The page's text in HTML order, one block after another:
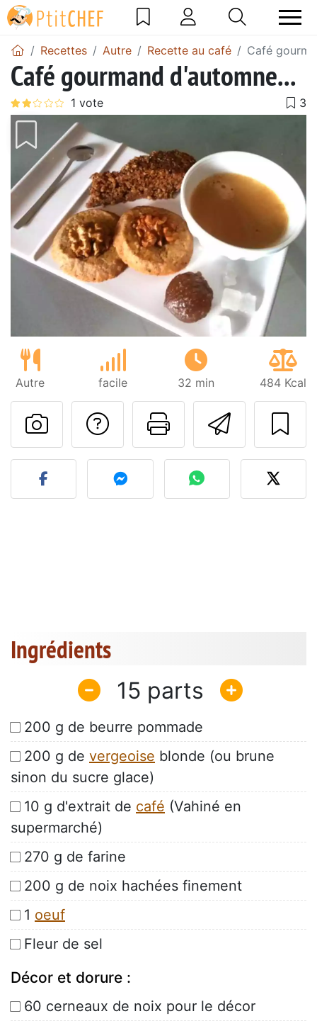
Recettes Autre Recette au café Café
Café gourmand d'automne...
Autre facile 32 min 484 Kcal
Imprimer
Poser une
Publier votre photo de
Ingrédients
15
200 g de beurre pommade
200 g de vergeoise blonde (ou brune
sinon du sucre glace)
10 g d'extrait de café (Vahiné en
supermarché)
270 g de farine
200 g de noix hachées finement
1 oeuf
Fleur de sel
Décor et dorure :
60 cerneaux de noix pour le décor